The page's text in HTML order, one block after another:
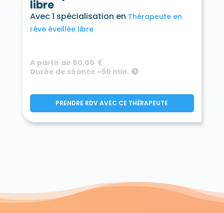
libre
Avec 1 spécialisation en Thérapeute en
rêve éveillée libre
A partir de 80,00
Durée de séance ~60 min.
PRENDRE RDV AVEC CE THÉRAPEUTE